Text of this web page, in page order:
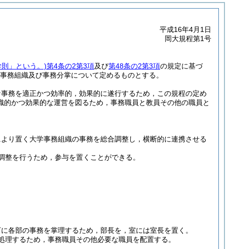
平成16年4月1日
岡大規程第1号
」という。)第4条の2第3項及び第48条の2第3項の規定に基づ
務組織及び事務分掌について定めるものとする。
務を適正かつ効率的，効果的に遂行するため，この規程の定め
かつ効果的な運営を図るため，事務職員と教員その他の職員と
り置く大学事務組織の事務を総合調整し，横断的に連携させる
を行うため，参与を置くことができる。
各部の事務を掌理するため，部長を，室には室長を置く。
するため，事務職員その他必要な職員を配置する。